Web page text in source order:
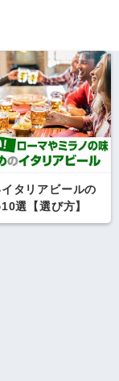
タリアビールの
選【選び方】